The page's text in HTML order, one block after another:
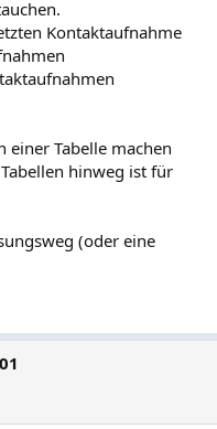
Kontaktaufnahme
einer Tabelle machen
hinweg ist für
(oder eine